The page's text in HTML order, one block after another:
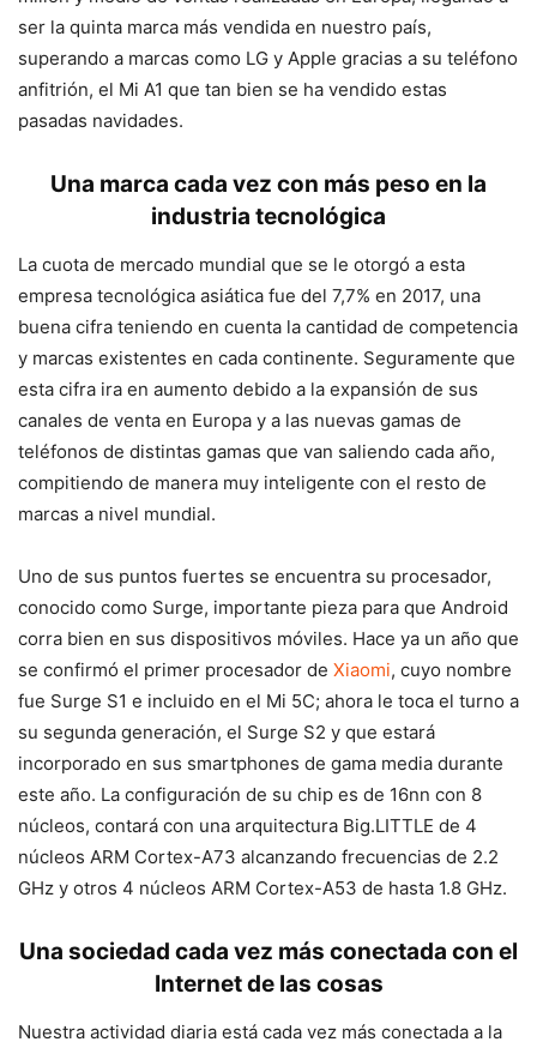
ser la quinta marca más vendida en nuestro país,
superando a marcas como LG y Apple gracias a su teléfono
anfitrión, el Mi A1 que tan bien se ha vendido estas
pasadas navidades.
Una marca cada vez con más peso en la
industria tecnológica
La cuota de mercado mundial que se le otorgó a esta
empresa tecnológica asiática fue del 7,7% en 2017, una
buena cifra teniendo en cuenta la cantidad de competencia
y marcas existentes en cada continente. Seguramente que
esta cifra ira en aumento debido a la expansión de sus
canales de venta en Europa y a las nuevas gamas de
teléfonos de distintas gamas que van saliendo cada año,
compitiendo de manera muy inteligente con el resto de
marcas a nivel mundial.
Uno de sus puntos fuertes se encuentra su procesador,
conocido como Surge, importante pieza para que Android
corra bien en sus dispositivos móviles. Hace ya un año que
se confirmó el primer procesador de Xiaomi, cuyo nombre
fue Surge S1 e incluido en el Mi 5C; ahora le toca el turno a
su segunda generación, el Surge S2 y que estará
incorporado en sus smartphones de gama media durante
este año. La configuración de su chip es de 16nn con 8
núcleos, contará con una arquitectura Big.LITTLE de 4
núcleos ARM Cortex-A73 alcanzando frecuencias de 2.2
GHz y otros 4 núcleos ARM Cortex-A53 de hasta 1.8 GHz.
Una sociedad cada vez más conectada con el
Internet de las cosas
Nuestra actividad diaria está cada vez más conectada a la